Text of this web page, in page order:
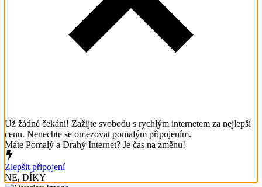
Už žádné čekání! Zažijte svobodu s rychlým internetem za nejlepší
cenu. Nenechte se omezovat pomalým připojením.
Máte Pomalý a Drahý Internet? Je čas na změnu!
Zlepšit připojení
NE, DÍKY